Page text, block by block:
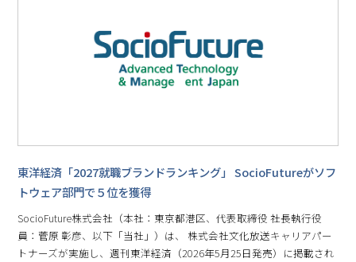
東洋経済「2027就職ブランドランキング」 SocioFutureがソフ
トウェア部門で５位を獲得
SocioFuture株式会社（本社：東京都港区、代表取締役 社長執行役
員：菅原 彰彦、以下「当社」）は、 株式会社文化放送キャリアパー
トナーズが実施し、週刊東洋経済（2026年5月25日発売）に掲載され